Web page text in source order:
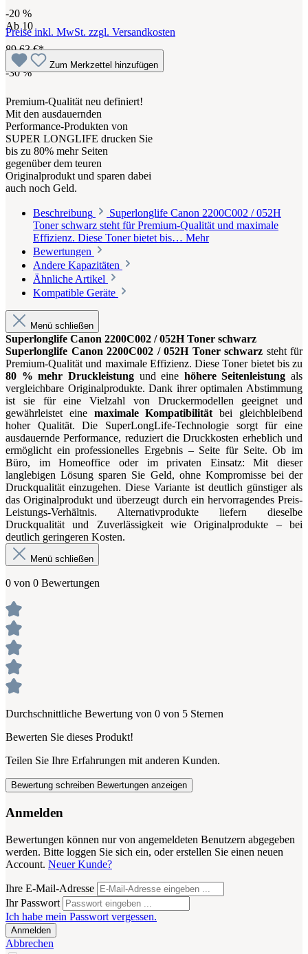
-20 %
Ab10
89,63 €*
-30%
Preise inkl. MwSt. zzgl. Versandkosten
Zum Merkzettel hinzufügen
Premium-Qualität neu definiert!
Mit den ausdauernden
Performance-Produkten von
SUPER LONGLIFE drucken Sie
bis zu 80% mehr Seiten
gegenüber dem teuren
Originalprodukt und sparen dabei
auch noch Geld.
Beschreibung
Superlonglife Canon 2200C002 / 052H
Toner schwarz steht für Premium-Qualität und maximale
Effizienz. Diese Toner bietet bis… Mehr
Bewertungen
Andere Kapazitäten
Ähnliche Artikel
Kompatible Geräte
Menü schließen
Superlonglife Canon 2200C002 / 052H Toner schwarz
Superlonglife Canon 2200C002 / 052H Toner schwarz steht für
Premium-Qualität und maximale Effizienz. Diese Toner bietet bis zu
80 % mehr Druckleistungund eine höhere Seitenleistung als
vergleichbare Originalprodukte. Dank ihrer optimalen Abstimmung
ist sie für eine Vielzahl von Druckermodellen geeignet und
gewährleistet eine maximale Kompatibilitätbei gleichbleibend
hoher Qualität. Die SuperLongLife-Technologie sorgt für eine
ausdauernde Performance, reduziert die Druckkosten erheblich und
ermöglicht ein professionelles Ergebnis – Seite für Seite. Ob im
Büro, im Homeoffice oder im privaten Einsatz: Mit dieser
langlebigen Lösung sparen Sie Geld, ohne Kompromisse bei der
Druckqualität einzugehen. Diese Variante ist deutlich günstiger als
das Originalprodukt und überzeugt durch ein hervorragendes Preis-
Leistungs-Verhältnis. Alternativprodukte liefern dieselbe
Druckqualität und Zuverlässigkeit wie Originalprodukte – bei
deutlich geringeren Kosten.
Menü schließen
0 von 0 Bewertungen
Durchschnittliche Bewertung von 0 von 5 Sternen
Bewerten Sie dieses Produkt!
Teilen Sie Ihre Erfahrungen mit anderen Kunden.
Bewertung schreiben Bewertungen anzeigen
Anmelden
Bewertungen können nur von angemeldeten Benutzern abgegeben
werden. Bitte loggen Sie sich ein, oder erstellen Sie einen neuen
Account. Neuer Kunde?
Ihre E-Mail-Adresse
Ihr Passwort
Ich habe mein Passwort vergessen.
Anmelden
Abbrechen